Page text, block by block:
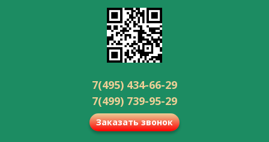
7(495) 434-66-29
7(499) 739-95-29
Заказать звонок